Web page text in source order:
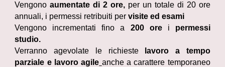
Vengonoaumentate di 2 ore, per un totale di 20 ore
annuali, i permessi retribuiti pervisite ed esami
Vengono incrementati fino a 200 orei permessi
studio.
Verranno agevolate le richieste
lavoro a tempo
parziale e lavoro agile anche a carattere temporaneo